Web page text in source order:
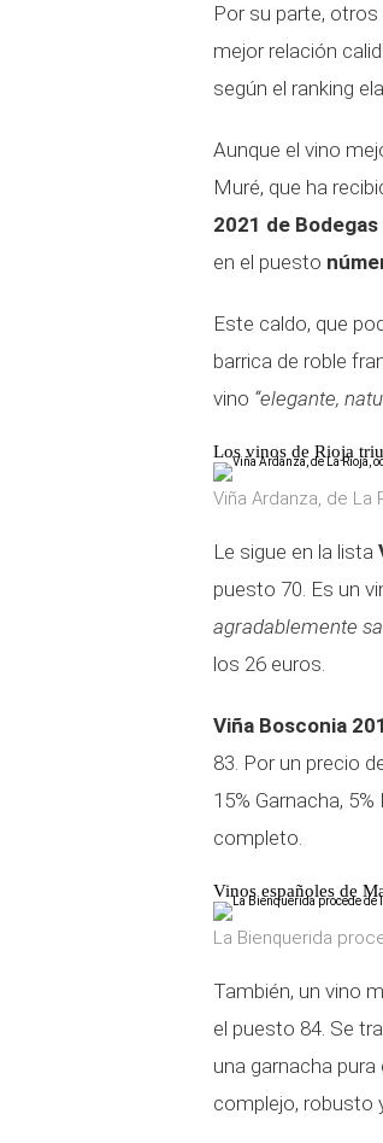
Por su parte,
mejor relación
según el ranking
Aunque el vino
Muré, que ha
2021 de
en el puesto
Este caldo, que
barrica de roble
vino “elegante,
Los vinos de Rioja
Viña Ardanza, de La
Le sigue en la lista
puesto 70. Es un
agradablemente
los 26 euros.
Viña Bosconia
83. Por un precio
15% Garnacha,
completo.
Vinos españoles de
La Bienquerida
También, un vino
el puesto 84. Se
una garnacha
complejo, robusto